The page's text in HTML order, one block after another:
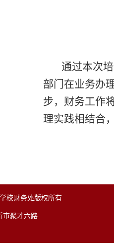
通过本次
部门在业务办
步，财务工作
理实践相结合
校财务处版权所有
市聚才六路